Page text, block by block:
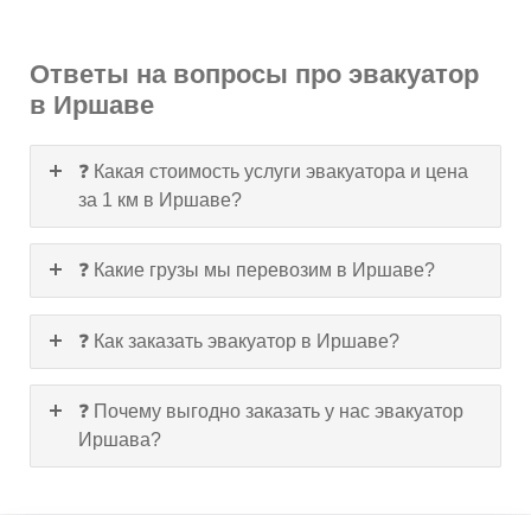
Ответы на вопросы про эвакуатор
в Иршаве
❓ Какая стоимость услуги эвакуатора и цена
за 1 км в Иршаве?
❓ Какие грузы мы перевозим в Иршаве?
❓ Как заказать эвакуатор в Иршаве?
❓ Почему выгодно заказать у нас эвакуатор
Иршава?